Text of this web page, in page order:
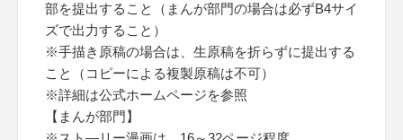
部を提出すること（まんが部門の場合は必ずB4サイ
ズで出力すること）
※手描き原稿の場合は、生原稿を折らずに提出する
こと（コピーによる複製原稿は不可）
※詳細は公式ホームページを参照
【まんが部門】